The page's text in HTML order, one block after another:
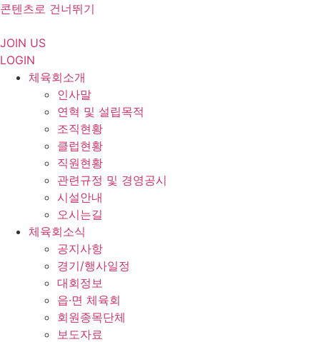
콘텐츠로 건너뛰기
JOIN US
LOGIN
체육회소개
인사말
연혁 및 설립목적
조직현황
클럽현황
직원현황
관련규정 및 경영공시
시설안내
오시는길
체육회소식
공지사항
경기/행사일정
대회정보
읍·면 체육회
회원종목단체
보도자료